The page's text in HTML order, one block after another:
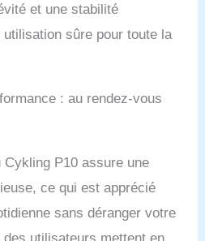
et une stabilité
sûre pour toute la
: au rendez-vous
Cykling P10 assure une
ce qui est apprécié
sans déranger votre
utilisateurs mettent en